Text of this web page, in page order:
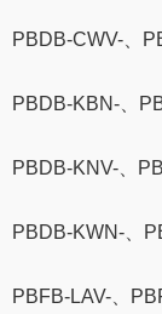
PBDB-CWV-、
PBDB-KBN-、
PBDB-KNV-、
PBDB-KWN-、
PBFB-LAV-、